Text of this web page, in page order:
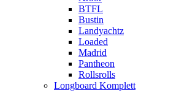
BTFL
Bustin
Landyachtz
Loaded
Madrid
Pantheon
Rollsrolls
Longboard Komplett